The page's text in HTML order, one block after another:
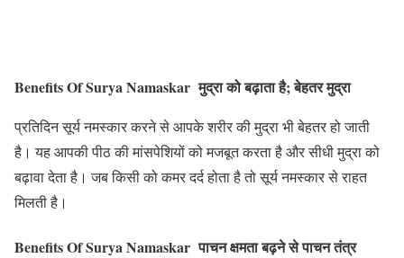
Benefits Of Surya Namaskar मुद्रा को बढ़ाता है; बेहतर मुद्रा
प्रतिदिन सूर्य नमस्कार करने से आपके शरीर की मुद्रा भी बेहतर हो जाती
है। यह आपकी पीठ की मांसपेशियों को मजबूत करता है और सीधी मुद्रा को
बढ़ावा देता है। जब किसी को कमर दर्द होता है तो सूर्य नमस्कार से राहत
मिलती है।
Benefits Of Surya Namaskar पाचन क्षमता बढ़ने से पाचन तंत्र